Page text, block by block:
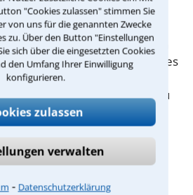
"Cookies zulassen" stimmen Sie
von uns für die genannten Zwecke
zu. Über den Button "Einstellungen
sich über die eingesetzten Cookies
den Umfang Ihrer Einwilligung
konfigurieren.
zulassen
verwalten
⁃ Datenschutzerklärung
Gemäß § 34 Absatz 2 RVG
auf weitere Tätigkeiten des
Sollte es also
des Beratungsgesprächs zu
so kann der Anwalt diese
mehr abrechnen.
mir keinen Anwalt für
kann?